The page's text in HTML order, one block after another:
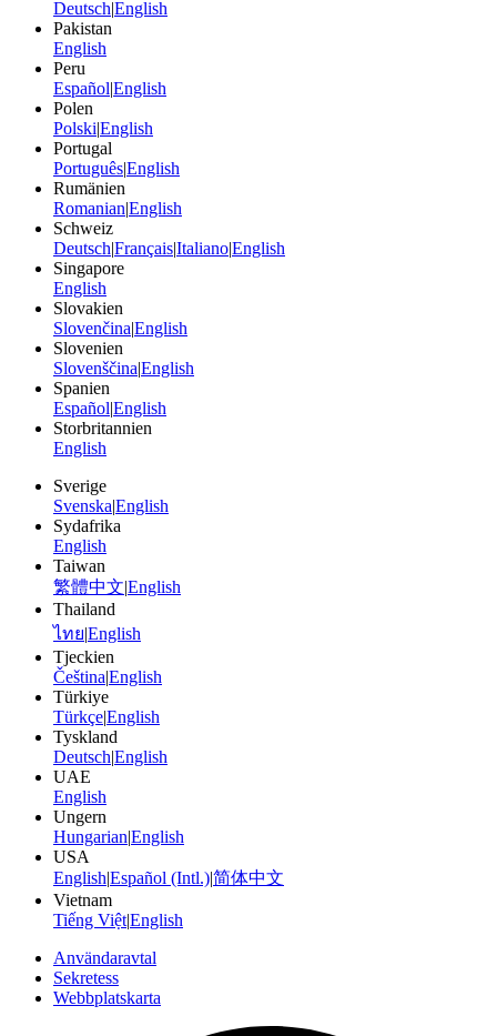
Deutsch|English
Pakistan
English
Peru
Español|English
Polen
Polski|English
Portugal
Português|English
Rumänien
Romanian|English
Schweiz
Deutsch|Français|Italiano|English
Singapore
English
Slovakien
Slovenčina|English
Slovenien
Slovenščina|English
Spanien
Español|English
Storbritannien
English
Sverige
Svenska|English
Sydafrika
English
Taiwan
繁體中文|English
Thailand
ไทย|English
Tjeckien
Čeština|English
Türkiye
Türkçe|English
Tyskland
Deutsch|English
UAE
English
Ungern
Hungarian|English
USA
English|Español (Intl.)|简体中文
Vietnam
Tiếng Việt|English
Användaravtal
Sekretess
Webbplatskarta